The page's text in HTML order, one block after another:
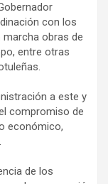
con los
obras de
entre otras
a este y
compromiso de
económico,
de los